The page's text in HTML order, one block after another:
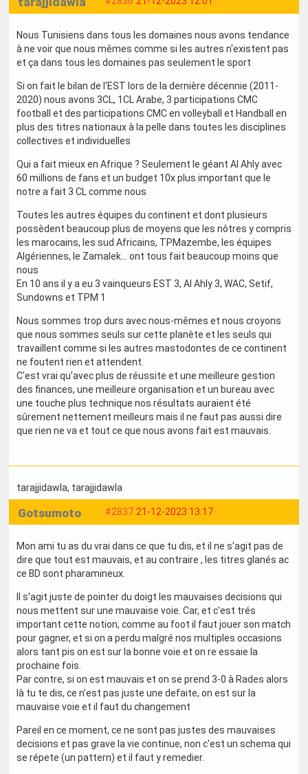
Nous Tunisiens dans tous les domaines nous avons tendance
à ne voir que nous mêmes comme si les autres n'existent pas
et ça dans tous les domaines pas seulement le sport
Si on fait le bilan de l'EST lors de la dernière décennie (2011-
2020) nous avons 3CL, 1CL Arabe, 3 participations CMC
football et des participations CMC en volleyball et Handball en
plus des titres nationaux à la pelle dans toutes les disciplines
collectives et individuelles
Qui a fait mieux en Afrique ? Seulement le géant Al Ahly avec
60 millions de fans et un budget 10x plus important que le
notre a fait 3 CL comme nous
Toutes les autres équipes du continent et dont plusieurs
possèdent beaucoup plus de moyens que les nôtres y compris
les marocains, les sud Africains, TPMazembe, les équipes
Algériennes, le Zamalek... ont tous fait beaucoup moins que
nous
En 10 ans il y a eu 3 vainqueurs EST 3, Al Ahly 3, WAC, Setif,
Sundowns et TPM 1
Nous sommes trop durs avec nous-mêmes et nous croyons
que nous sommes seuls sur cette planète et les seuls qui
travaillent comme si les autres mastodontes de ce continent
ne foutent rien et attendent.
C'est vrai qu'avec plus de réussite et une meilleure gestion
des finances, une meilleure organisation et un bureau avec
une touche plus technique nos résultats auraient été
sûrement nettement meilleurs mais il ne faut pas aussi dire
que rien ne va et tout ce que nous avons fait est mauvais.
tarajjidawla, tarajjidawla
#2837 21-12-2023 13:17
Gotsumoto
Mon ami tu as du vrai dans ce que tu dis, et il ne s'agit pas de
dire que tout est mauvais, et au contraire , les titres glanés ac
ce BD sont pharamineux.
Il s'agit juste de pointer du doigt les mauvaises decisions qui
nous mettent sur une mauvaise voie. Car, et c'est trés
important cette notion, comme au foot il faut jouer son match
pour gagner, et si on a perdu malgré nos multiples occasions
alors tant pis on est sur la bonne voie et on re essaie la
prochaine fois.
Par contre, si on est mauvais et on se prend 3-0 à Rades alors
là tu te dis, ce n'est pas juste une defaite, on est sur la
mauvaise voie et il faut du changement
Pareil en ce moment, ce ne sont pas justes des mauvaises
decisions et pas grave la vie continue, non c'est un schema qui
se répete (un pattern) et il faut y remedier.